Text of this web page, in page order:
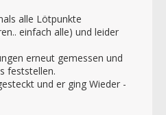
alle Lötpunkte
einfach alle) und leider
erneut gemessen und
feststellen.
und er ging Wieder -